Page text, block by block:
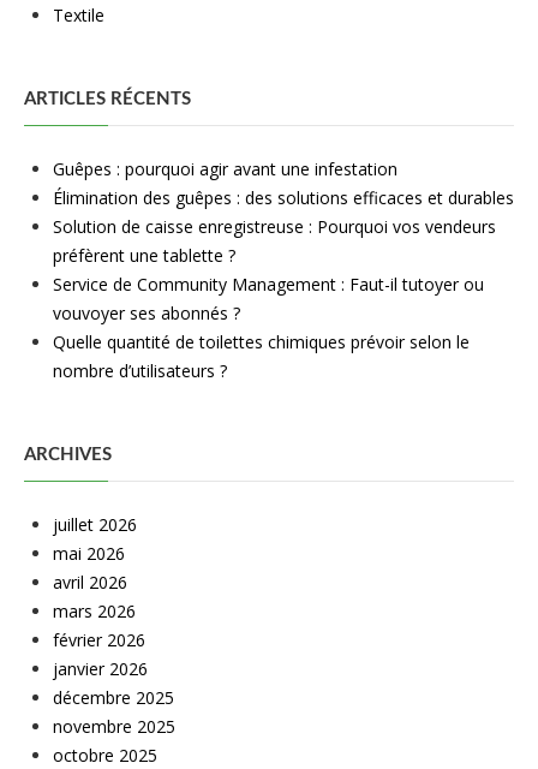
Textile
ARTICLES RÉCENTS
Guêpes : pourquoi agir avant une infestation
Élimination des guêpes : des solutions efficaces et durables
Solution de caisse enregistreuse : Pourquoi vos vendeurs
préfèrent une tablette ?
Service de Community Management : Faut-il tutoyer ou
vouvoyer ses abonnés ?
Quelle quantité de toilettes chimiques prévoir selon le
nombre d’utilisateurs ?
ARCHIVES
juillet 2026
mai 2026
avril 2026
mars 2026
février 2026
janvier 2026
décembre 2025
novembre 2025
octobre 2025